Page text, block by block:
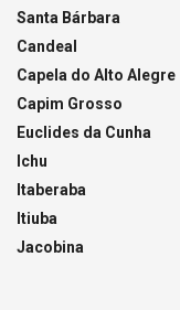
Santa Bárbara
Candeal
Capela do Alto Alegre
Capim Grosso
Euclides da Cunha
Ichu
Itaberaba
Itiuba
Jacobina